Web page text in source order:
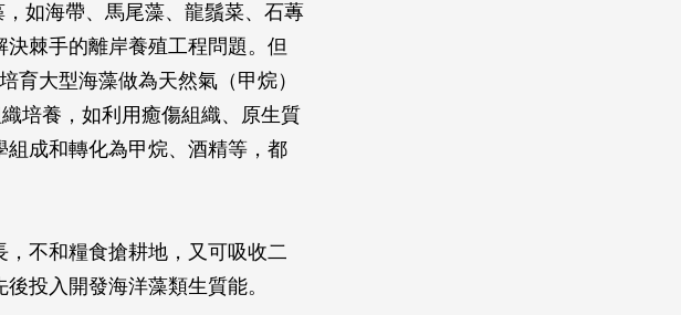
如海帶、馬尾藻、龍鬚菜、石蓴
棘手的離岸養殖工程問題。但
育大型海藻做為天然氣（甲烷）
培養，如利用癒傷組織、原生質
成和轉化為甲烷、酒精等，都
不和糧食搶耕地，又可吸收二
投入開發海洋藻類生質能。